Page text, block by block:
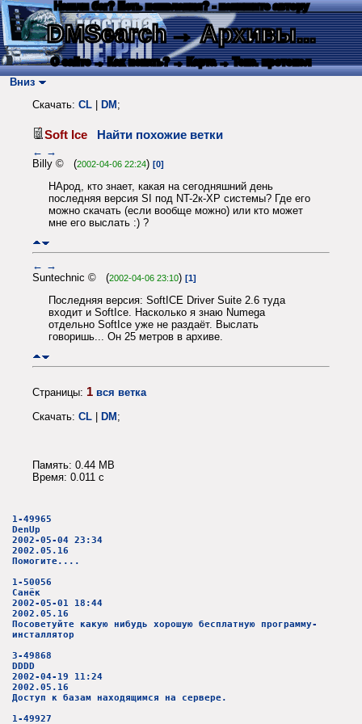
Нашли баг? Есть пожелания? - напишите автору
DMSearch→ Архивы...
О сайте → Как искать? → Карта → Текс. протокол
Вниз
Скачать: CL DM ;
Soft Ice Найти похожие ветки
← →
Billy © (2002-04-06 22:24) [0]
НАрод, кто знает, какая на сегодняшний день
последняя версия SI под NT-2к-ХР системы? Где его
можно скачать (если вообще можно) или кто может
мне его выслать :) ?
← →
Suntechnic © (2002-04-06 23:10) [1]
Последняя версия: SoftICE Driver Suite 2.6 туда
входит и SoftIce. Насколько я знаю Numega
отдельно SoftIce уже не раздаёт. Выслать
говоришь... Он 25 метров в архиве.
Страницы: 1 вся ветка
Скачать: CL DM ;
Память: 0.44 MB
Время: 0.011 c
1-49965
DenUp
2002-05-04 23:34
2002.05.16
Помогите....
1-50056
Санёк
2002-05-01 18:44
2002.05.16
Посоветуйте какую нибудь хорошую бесплатную программу-
инсталлятор
3-49868
DDDD
2002-04-19 11:24
2002.05.16
Доступ к базам находящимся на сервере.
1-49927